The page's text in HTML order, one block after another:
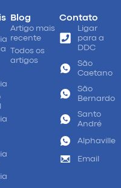
Blog
Artigo mais
recente
Todos os
artigos
Contato
Ligar
para a
DDC
São
Caetano
São
Bernardo
Santo
André
Alphaville
Email